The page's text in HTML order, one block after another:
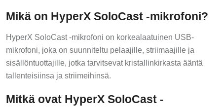
Mikä on HyperX SoloCast -mikrofoni?
HyperX SoloCast -mikrofoni on korkealaatuinen USB-
mikrofoni, joka on suunniteltu pelaajille, striimaajille ja
sisällöntuottajille, jotka tarvitsevat kristallinkirkasta ääntä
tallenteisiinsa ja striimeihinsä.
Mitkä ovat HyperX SoloCast -